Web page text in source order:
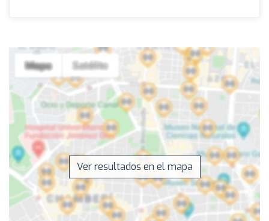
Ver resultados en el mapa